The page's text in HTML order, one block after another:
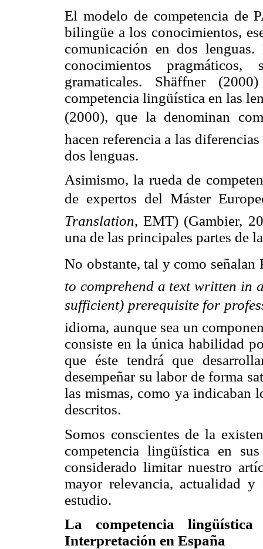
El modelo de competencia de
bilingüe a los conocimientos,
comunicación en dos lenguas.
conocimientos
gramaticales. Shäffner
competencia lingüística en las
(2000), que la denominan
hacen referencia a las
dos lenguas.
Asimismo, la rueda de
de expertos del Máster
Translation, EMT) (Gambier,
una de las principales partes de
No obstante, tal y como
to comprehend a text written in
sufficient) prerequisite for
idioma, aunquesea un
consiste en la única habilidad
que éste tendrá que
desempeñar su labor de forma
las mismas, como ya indicaban
descritos.
Somos conscientes de la
competencia lingüística en
considerado limitar nuestro
mayor relevancia, actualidad
estudio.
La competencia
Interpretación en España